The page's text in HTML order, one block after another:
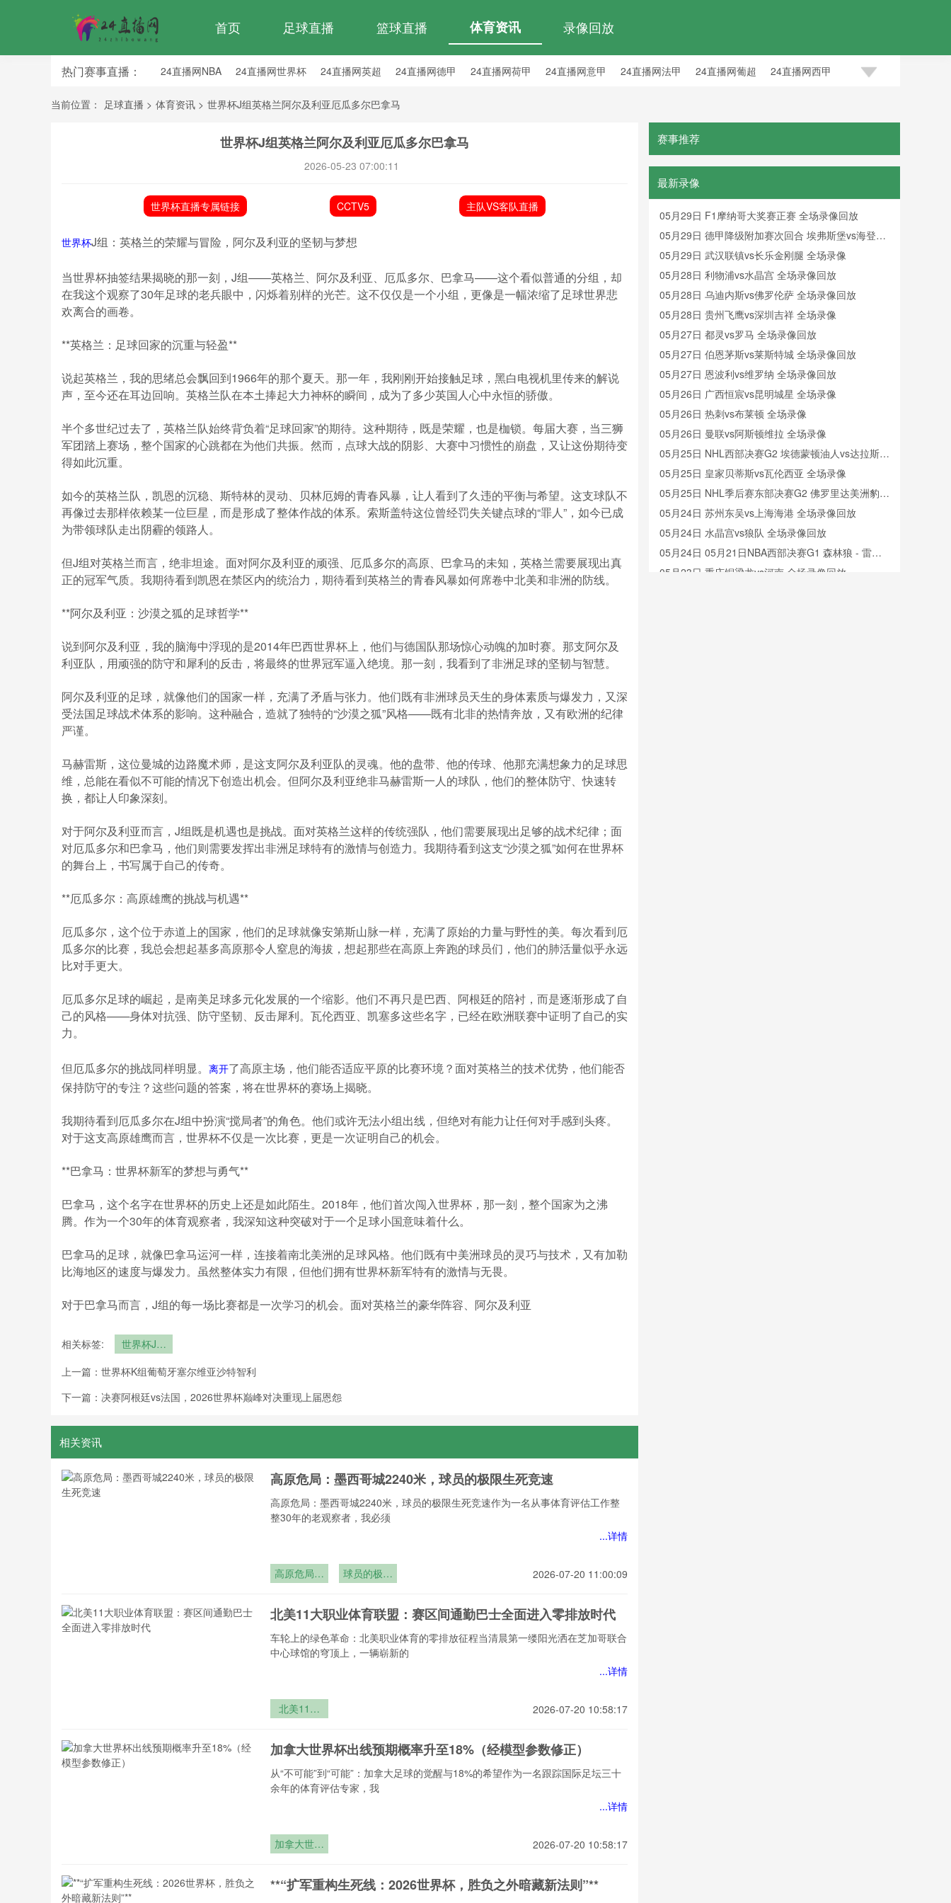
首页 足球直播 篮球直播 体育资讯 录像回放
热门赛事直播： 24直播网NBA 24直播网世界杯 24直播网英超 24直播网德甲 24直播网荷甲 24直播网意甲 24直播网法甲 24直播网葡超 24直播网西甲
24直播网中超 24直播网法乙 24直播网西乙 24直播网英冠
当前位置： 足球直播 > 体育资讯 > 世界杯J组英格兰阿尔及利亚厄瓜多尔巴拿马
世界杯J组英格兰阿尔及利亚厄瓜多尔巴拿马
2026-05-23 07:00:11
世界杯直播专属链接 CCTV5 主队VS客队直播
世界杯J组：英格兰的荣耀与冒险，阿尔及利亚的坚韧与梦想
当世界杯抽签结果揭晓的那一刻，J组——英格兰、阿尔及利亚、厄瓜多尔、巴拿马——这个看似普通的分组，却
在我这个观察了30年足球的老兵眼中，闪烁着别样的光芒。这不仅仅是一个小组，更像是一幅浓缩了足球世界悲
欢离合的画卷。
**英格兰：足球回家的沉重与轻盈**
说起英格兰，我的思绪总会飘回到1966年的那个夏天。那一年，我刚刚开始接触足球，黑白电视机里传来的解说
声，至今还在耳边回响。英格兰队在本土捧起大力神杯的瞬间，成为了多少英国人心中永恒的骄傲。
半个多世纪过去了，英格兰队始终背负着“足球回家”的期待。这种期待，既是荣耀，也是枷锁。每届大赛，当三狮
军团踏上赛场，整个国家的心跳都在为他们共振。然而，点球大战的阴影、大赛中习惯性的崩盘，又让这份期待变
得如此沉重。
如今的英格兰队，凯恩的沉稳、斯特林的灵动、贝林厄姆的青春风暴，让人看到了久违的平衡与希望。这支球队不
再像过去那样依赖某一位巨星，而是形成了整体作战的体系。索斯盖特这位曾经罚失关键点球的“罪人”，如今已成
为带领球队走出阴霾的领路人。
但J组对英格兰而言，绝非坦途。面对阿尔及利亚的顽强、厄瓜多尔的高原、巴拿马的未知，英格兰需要展现出真
正的冠军气质。我期待看到凯恩在禁区内的统治力，期待看到英格兰的青春风暴如何席卷中北美和非洲的防线。
**阿尔及利亚：沙漠之狐的足球哲学**
说到阿尔及利亚，我的脑海中浮现的是2014年巴西世界杯上，他们与德国队那场惊心动魄的加时赛。那支阿尔及
利亚队，用顽强的防守和犀利的反击，将最终的世界冠军逼入绝境。那一刻，我看到了非洲足球的坚韧与智慧。
阿尔及利亚的足球，就像他们的国家一样，充满了矛盾与张力。他们既有非洲球员天生的身体素质与爆发力，又深
受法国足球战术体系的影响。这种融合，造就了独特的“沙漠之狐”风格——既有北非的热情奔放，又有欧洲的纪律
严谨。
马赫雷斯，这位曼城的边路魔术师，是这支阿尔及利亚队的灵魂。他的盘带、他的传球、他那充满想象力的足球思
维，总能在看似不可能的情况下创造出机会。但阿尔及利亚绝非马赫雷斯一人的球队，他们的整体防守、快速转
换，都让人印象深刻。
对于阿尔及利亚而言，J组既是机遇也是挑战。面对英格兰这样的传统强队，他们需要展现出足够的战术纪律；面
对厄瓜多尔和巴拿马，他们则需要发挥出非洲足球特有的激情与创造力。我期待看到这支“沙漠之狐”如何在世界杯
的舞台上，书写属于自己的传奇。
**厄瓜多尔：高原雄鹰的挑战与机遇**
厄瓜多尔，这个位于赤道上的国家，他们的足球就像安第斯山脉一样，充满了原始的力量与野性的美。每次看到厄
瓜多尔的比赛，我总会想起基多高原那令人窒息的海拔，想起那些在高原上奔跑的球员们，他们的肺活量似乎永远
比对手更大。
厄瓜多尔足球的崛起，是南美足球多元化发展的一个缩影。他们不再只是巴西、阿根廷的陪衬，而是逐渐形成了自
己的风格——身体对抗强、防守坚韧、反击犀利。瓦伦西亚、凯塞多这些名字，已经在欧洲联赛中证明了自己的实
力。
但厄瓜多尔的挑战同样明显。 离开了高原主场，他们能否适应平原的比赛环境？面对英格兰的技术优势，他们能否
保持防守的专注？这些问题的答案，将在世界杯的赛场上揭晓。
我期待看到厄瓜多尔在J组中扮演“搅局者”的角色。他们或许无法小组出线，但绝对有能力让任何对手感到头疼。
对于这支高原雄鹰而言，世界杯不仅是一次比赛，更是一次证明自己的机会。
**巴拿马：世界杯新军的梦想与勇气**
巴拿马，这个名字在世界杯的历史上还是如此陌生。2018年，他们首次闯入世界杯，那一刻，整个国家为之沸
腾。作为一个30年的体育观察者，我深知这种突破对于一个足球小国意味着什么。
巴拿马的足球，就像巴拿马运河一样，连接着南北美洲的足球风格。他们既有中美洲球员的灵巧与技术，又有加勒
比海地区的速度与爆发力。虽然整体实力有限，但他们拥有世界杯新军特有的激情与无畏。
对于巴拿马而言，J组的每一场比赛都是一次学习的机会。面对英格兰的豪华阵容、阿尔及利亚
相关标签:
世界杯J组
及利亚厄瓜
上一篇： 世界杯K组葡萄牙塞尔维亚沙特智利
下一篇： 决赛阿根廷vs法国，2026世界杯巅峰对决重现上届恩怨
相关资讯
高原危局：墨西哥城2240米，球员的极限生死竞速
高原危局：墨西哥城2240米，球员的极限生死竞速作为一名从事体育评估工作整
整30年的老观察者，我必须
...详情
高原危局：
球员的极限
2026-07-20 11:00:09
北美11大职业体育联盟：赛区间通勤巴士全面进入零排放时代
车轮上的绿色革命：北美职业体育的零排放征程当清晨第一缕阳光洒在芝加哥联合
中心球馆的穹顶上，一辆崭新的
...详情
北美11大
通勤巴士全
面进入零排
放时代
2026-07-20 10:58:17
加拿大世界杯出线预期概率升至18%（经模型参数修正）
从“不可能”到“可能”：加拿大足球的觉醒与18%的希望作为一名跟踪国际足坛三十
余年的体育评估专家，我
...详情
加拿大世界
18%（经模
2026-07-20 10:58:17
**“扩军重构生死线：2026世界杯，胜负之外暗藏新法则”**
赛事推荐
最新录像
05月29日 F1摩纳哥大奖赛正赛 全场录像回放
05月29日 德甲降级附加赛次回合 埃弗斯堡vs海登海
姆 全场录像
05月29日 武汉联镇vs长乐金刚腿 全场录像
05月28日 利物浦vs水晶宫 全场录像回放
05月28日 乌迪内斯vs佛罗伦萨 全场录像回放
05月28日 贵州飞鹰vs深圳吉祥 全场录像
05月27日 都灵vs罗马 全场录像回放
05月27日 伯恩茅斯vs莱斯特城 全场录像回放
05月27日 恩波利vs维罗纳 全场录像回放
05月26日 广西恒宸vs昆明城星 全场录像
05月26日 热刺vs布莱顿 全场录像
05月26日 曼联vs阿斯顿维拉 全场录像
05月25日 NHL西部决赛G2 埃德蒙顿油人vs达拉斯星
全场录像回放
05月25日 皇家贝蒂斯vs瓦伦西亚 全场录像
05月25日 NHL季后赛东部决赛G2 佛罗里达美洲豹vs
卡罗莱纳飓风 全场录像回放
05月24日 苏州东吴vs上海海港 全场录像回放
05月24日 水晶宫vs狼队 全场录像回放
05月24日 05月21日NBA西部决赛G1 森林狼 - 雷霆
全场录像
05月23日 重庆铜梁龙vs河南 全场录像回放